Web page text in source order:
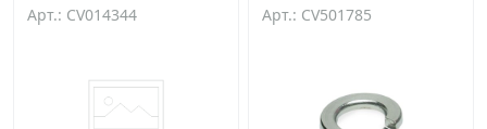
Арт.: CV014344 Арт.: CV501785